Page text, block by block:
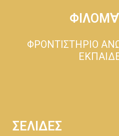
ΦΡΟΝΤΙΣΤΗΡΙΟ
ΣΕΛΙΔΕΣ